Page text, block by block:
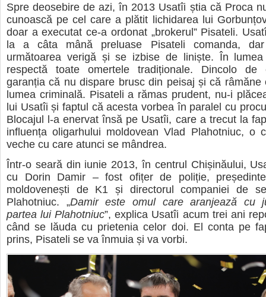
Spre deosebire de azi, în 2013 Usatîi știa că Proca
cunoască pe cel care a plătit lichidarea lui
doar a executat ce-a ordonat „brokerul” Pisateli.
la a câta mână preluase Pisateli comanda,
următoarea verigă și se izbise de liniște. În
respectă toate omertele tradiționale. Dincolo de
garanția că nu dispare brusc din peisaj și că râmăne
lumea criminală. Pisateli a rămas prudent, nu-i
lui Usatîi și faptul că acesta vorbea în paralel cu
Blocajul l-a enervat însă pe Usatîi, care a trecut la
influența oligarhului moldovean Vlad Plahotniuc, o
veche cu care atunci se mândrea.
Într-o seară din iunie 2013, în centrul Chișinăului,
cu Dorin Damir – fost ofițer de poliție,
moldovenești de K1 și directorul companiei de
Plahotniuc. „Damir este omul care aranjează cu
partea lui Plahotniuc”, explica Usatîi acum trei ani
când se lăuda cu prietenia celor doi. El conta pe
prins, Pisateli se va înmuia și va vorbi.